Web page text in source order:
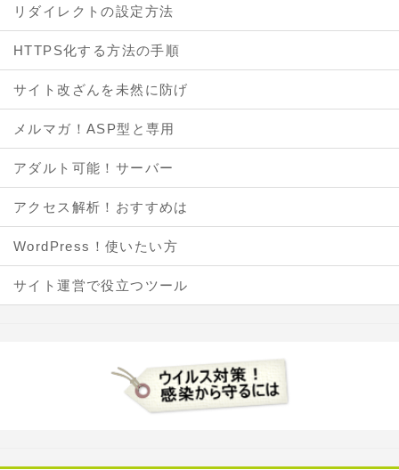
リダイレクトの設定方法
HTTPS化する方法の手順
サイト改ざんを未然に防げ
メルマガ！ASP型と専用
アダルト可能！サーバー
アクセス解析！おすすめは
WordPress！使いたい方
サイト運営で役立つツール